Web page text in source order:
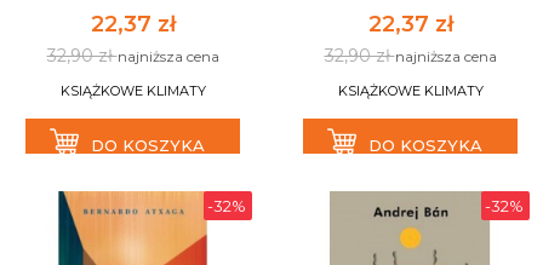
22,37 zł
32,90 złnajniższa cena
KSIĄŻKOWE KLIMATY
DO KOSZYKA
22,37 zł
32,90 złnajniższa cena
KSIĄŻKOWE KLIMATY
DO KOSZYKA
-32% -32%